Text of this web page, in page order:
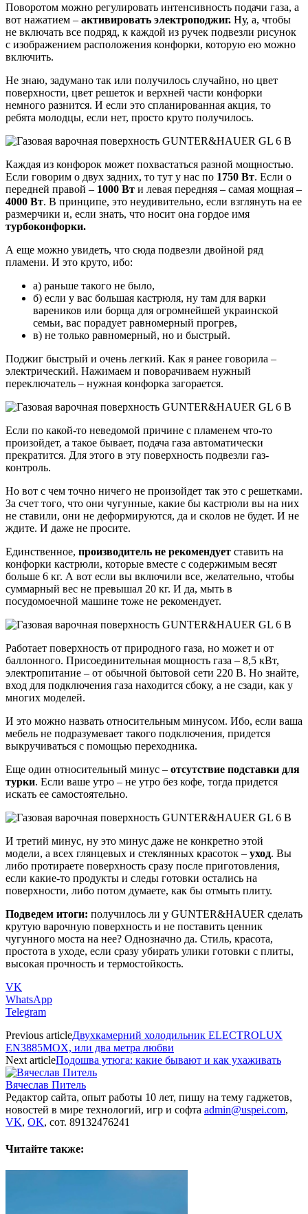
Поворотом можно регулировать интенсивность подачи газа, а
вот нажатием – активировать электроподжиг. Ну, а, чтобы
не включать все подряд, к каждой из ручек подвезли рисунок
с изображением расположения конфорки, которую ею можно
включить.
Не знаю, задумано так или получилось случайно, но цвет
поверхности, цвет решеток и верхней части конфорки
немного разнится. И если это спланированная акция, то
ребята молодцы, если нет, просто круто получилось.
Каждая из конфорок может похвастаться разной мощностью.
Если говорим о двух задних, то тут у нас по 1750 Вт. Если о
передней правой – 1000 Вт и левая передняя – самая мощная –
4000 Вт. В принципе, это неудивительно, если взглянуть на ее
размерчики и, если знать, что носит она гордое имя
турбоконфорки.
А еще можно увидеть, что сюда подвезли двойной ряд
пламени. И это круто, ибо:
а) раньше такого не было,
б) если у вас большая кастрюля, ну там для варки
вареников или борща для огромнейшей украинской
семьи, вас порадует равномерный прогрев,
в) не только равномерный, но и быстрый.
Поджиг быстрый и очень легкий. Как я ранее говорила –
электрический. Нажимаем и поворачиваем нужный
переключатель – нужная конфорка загорается.
Если по какой-то неведомой причине с пламенем что-то
произойдет, а такое бывает, подача газа автоматически
прекратится. Для этого в эту поверхность подвезли газ-
контроль.
Но вот с чем точно ничего не произойдет так это с решетками.
За счет того, что они чугунные, какие бы кастрюли вы на них
не ставили, они не деформируются, да и сколов не будет. И не
ждите. И даже не просите.
Единственное, производитель не рекомендует ставить на
конфорки кастрюли, которые вместе с содержимым весят
больше 6 кг. А вот если вы включили все, желательно, чтобы
суммарный вес не превышал 20 кг. И да, мыть в
посудомоечной машине тоже не рекомендует.
Работает поверхность от природного газа, но может и от
баллонного. Присоединительная мощность газа – 8,5 кВт,
электропитание – от обычной бытовой сети 220 В. Но знайте,
вход для подключения газа находится сбоку, а не сзади, как у
многих моделей.
И это можно назвать относительным минусом. Ибо, если ваша
мебель не подразумевает такого подключения, придется
выкручиваться с помощью переходника.
Еще один относительный минус – отсутствие подставки для
турки. Если ваше утро – не утро без кофе, тогда придется
искать ее самостоятельно.
И третий минус, ну это минус даже не конкретно этой
модели, а всех глянцевых и стеклянных красоток – уход. Вы
либо протираете поверхность сразу после приготовления,
если какие-то продукты и следы готовки остались на
поверхности, либо потом думаете, как бы отмыть плиту.
Подведем итоги: получилось ли у GUNTER&HAUER сделать
крутую варочную поверхность и не поставить ценник
чугунного моста на нее? Однозначно да. Стиль, красота,
простота в уходе, если сразу убирать улики готовки с плиты,
высокая прочность и термостойкость.
VK
WhatsApp
Telegram
Previous articleДвухкамерний холодильник ELECTROLUX
EN3885MOX, или два метра любви
Next articleПодошва утюга: какие бывают и как ухаживать
Вячеслав Питель
Редактор сайта, опыт работы 10 лет, пишу на тему гаджетов,
новостей в мире технологий, игр и софта admin@uspei.com,
VK, OK, сот. 89132476241
Читайте также: